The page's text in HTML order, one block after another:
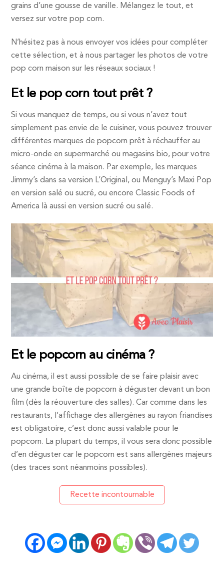
grains d’une gousse de vanille. Mélangez le tout, et
versez sur votre pop corn.
N’hésitez pas à nous envoyer vos idées pour compléter
cette sélection, et à nous partager les photos de votre
pop corn maison sur les réseaux sociaux !
Et le pop corn tout prêt ?
Si vous manquez de temps, ou si vous n’avez tout
simplement pas envie de le cuisiner, vous pouvez trouver
différentes marques de popcorn prêt à réchauffer au
micro-onde en supermarché ou magasins bio, pour votre
séance cinéma à la maison. Par exemple, les marques
Jimmy’s dans sa version L’Original, ou Menguy’s Maxi Pop
en version salé ou sucré, ou encore Classic Foods of
America là aussi en version sucré ou salé.
Et le popcorn au cinéma ?
Au cinéma, il est aussi possible de se faire plaisir avec
une grande boîte de popcorn à déguster devant un bon
film (dès la réouverture des salles). Car comme dans les
restaurants, l’affichage des allergènes au rayon friandises
est obligatoire, c’est donc aussi valable pour le
popcorn. La plupart du temps, il vous sera donc possible
d’en déguster car le popcorn est sans allergènes majeurs
(des traces sont néanmoins possibles).
Recette incontournable